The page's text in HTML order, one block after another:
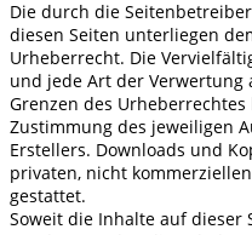
Die durch die
diesen Seiten unterliegen
Urheberrecht. Die
und jede Art der Verwertung
Grenzen des
Zustimmung des jeweiligen
Erstellers. Downloads und
privaten, nicht
gestattet.
Soweit die Inhalte auf dieser